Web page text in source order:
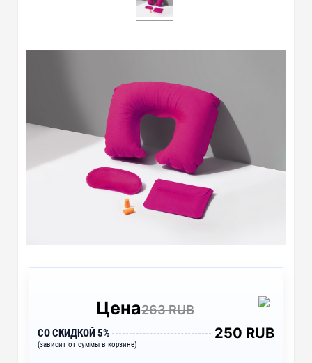
Цена263 RUB
СО СКИДКОЙ 5%
(зависит от суммы в корзине)
250 RUB